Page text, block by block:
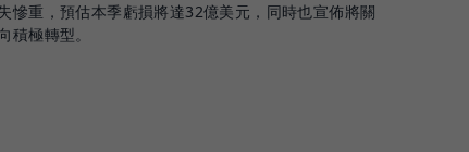
慘重，預估本季虧損將達32億美元，同時也宣佈將關
積極轉型。